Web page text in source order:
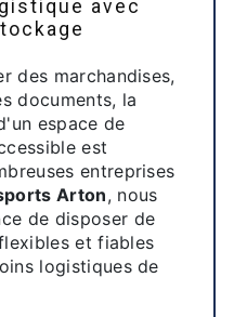
avec
des marchandises,
documents, la
espace de
est
entreprises
Arton, nous
de disposer de
et fiables
logistiques de